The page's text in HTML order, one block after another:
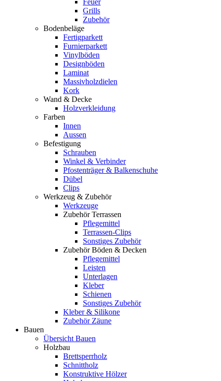
Grills
Zubehör
Bodenbeläge
Fertigparkett
Furnierparkett
Vinylböden
Designböden
Laminat
Massivholzdielen
Kork
Wand & Decke
Holzverkleidung
Farben
Innen
Aussen
Befestigung
Schrauben
Winkel & Verbinder
Pfostenträger & Balkenschuhe
Dübel
Clips
Werkzeug & Zubehör
Werkzeuge
Zubehör Terrassen
Pflegemittel
Terrassen-Clips
Sonstiges Zubehör
Zubehör Böden & Decken
Pflegemittel
Leisten
Unterlagen
Kleber
Schienen
Sonstiges Zubehör
Kleber & Silikone
Zubehör Zäune
Bauen
Übersicht Bauen
Holzbau
Brettsperrholz
Schnittholz
Konstruktive Hölzer